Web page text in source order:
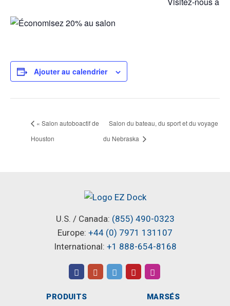
Ajouter au calendrier
« Salon autoboactif de
Houston
Salon du bateau, du sport et du voyage
du Nebraska
U.S. / Canada: (855) 490-0323
Europe: +44 (0) 7971 131107
International: +1 888-654-8168
PRODUITS MARSÉS